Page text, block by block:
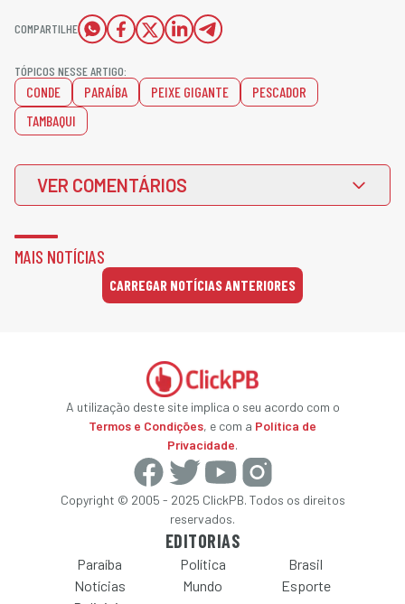
COMPARTILHE
TÓPICOS NESSE ARTIGO:
CONDE PARAÍBA PEIXE GIGANTE
PESCADOR
TAMBAQUI
VER COMENTÁRIOS
MAIS NOTÍCIAS
CARREGAR NOTÍCIAS ANTERIORES
A utilização deste site implica o seu acordo com o
Termos e Condições, e com a Política de
Privacidade.
Copyright © 2005 - 2025 ClickPB. Todos os direitos
reservados.
EDITORIAS
Paraíba Política
Brasil
Notícias
Mundo Esporte